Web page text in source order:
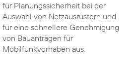
für Planungssicherheit bei der
Auswahl von Netzausrüstern und
für eine schnellere Genehmigung
von Bauanträgen für
Mobilfunkvorhaben aus.